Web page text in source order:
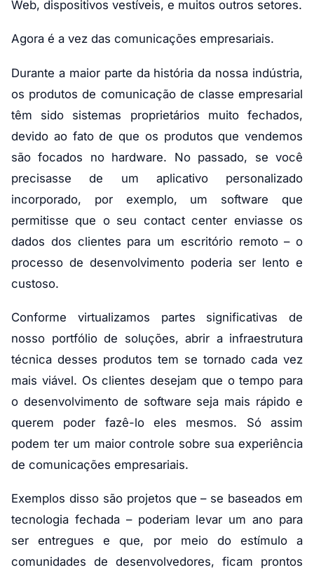
Web, dispositivos vestíveis, e muitos outros setores.
Agora é a vez das comunicações empresariais.
Durante a maior parte da história da nossa indústria,
os produtos de comunicação de classe empresarial
têm sido sistemas proprietários muito fechados,
devido ao fato de que os produtos que vendemos
são focados no hardware. No passado, se você
precisasse de um aplicativo personalizado
incorporado, por exemplo, um software que
permitisse que o seu contact center enviasse os
dados dos clientes para um escritório remoto – o
processo de desenvolvimento poderia ser lento e
custoso.
Conforme virtualizamos partes significativas de
nosso portfólio de soluções, abrir a infraestrutura
técnica desses produtos tem se tornado cada vez
mais viável. Os clientes desejam que o tempo para
o desenvolvimento de software seja mais rápido e
querem poder fazê-lo eles mesmos. Só assim
podem ter um maior controle sobre sua experiência
de comunicações empresariais.
Exemplos disso são projetos que – se baseados em
tecnologia fechada – poderiam levar um ano para
ser entregues e que, por meio do estímulo a
comunidades de desenvolvedores, ficam prontos